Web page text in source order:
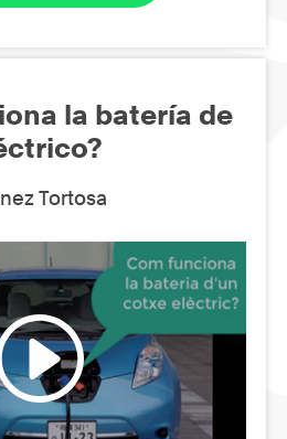
la batería de
Tortosa